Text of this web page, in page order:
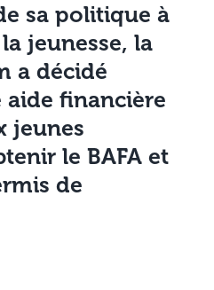
sa politique à
jeunesse, la
a décidé
aide financière
jeunes
le BAFA et
de